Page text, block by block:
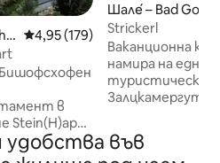
Средна оценка: 4,95 от 5,
4,95 (179)
в
Stein(H)арт
изкачване
на около
Шале́ – Bad
stättersee
Strickerl
Ваканционна
намира на едно
туристически
Залцкамергут. Намираме се на
метра, което
усетят
удобства във